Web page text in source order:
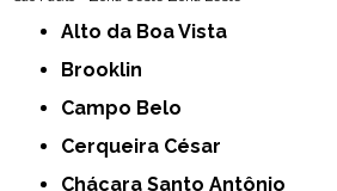
Alto da Boa Vista
Brooklin
Campo Belo
Cerqueira César
Chácara Santo Antônio